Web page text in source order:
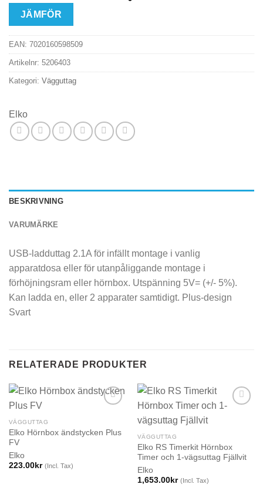
JÄMFÖR
EAN: 7020160598509
Artikelnr: 5206403
Kategori: Vägguttag
Elko
BESKRIVNING
VARUMÄRKE
USB-ladduttag 2.1A för infällt montage i vanlig
apparatdosa eller för utanpåliggande montage i
förhöjningsram eller hörnbox. Utspänning 5V= (+/- 5%).
Kan ladda en, eller 2 apparater samtidigt. Plus-design
Svart
RELATERADE PRODUKTER
VÄGGUTTAG
Elko Hörnbox ändstycken Plus
FV
Elko
223.00kr (Incl. Tax)
VÄGGUTTAG
Elko RS Timerkit Hörnbox
Timer och 1-vägsuttag Fjällvit
Elko
1,653.00kr (Incl. Tax)